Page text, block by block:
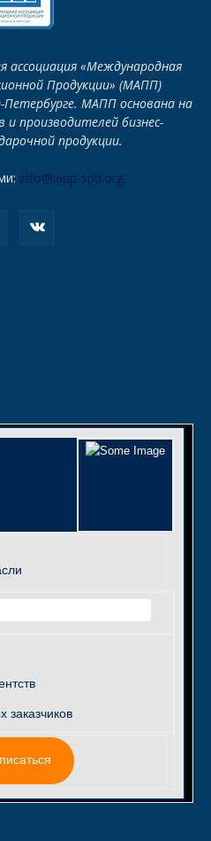
ассоциация «Международная
Продукции» (МАПП)
МАПП основана на
производителей бизнес-
продукции.
info@iapp-spb.org
заказчиков